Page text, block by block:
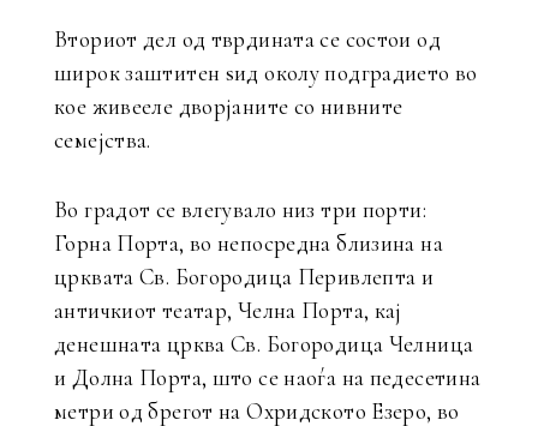
Вториот дел од тврдината се состои од
широк заштитен ѕид околу подградието во
кое живееле дворјаните со нивните
семејства.
Во градот се влегувало низ три порти:
Горна Порта, во непосредна близина на
црквата Св. Богородица Перивлепта и
античкиот театар, Челна Порта, кај
денешната црква Св. Богородица Челница
и Долна Порта, што се наоѓа на педесетина
метри од брегот на Охридското Езеро, во